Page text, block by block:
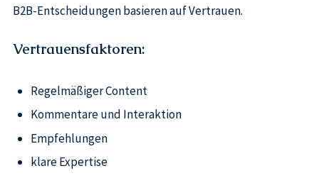
B2B-Entscheidungen basieren auf Vertrauen.
Vertrauensfaktoren:
Regelmäßiger Content
Kommentare und Interaktion
Empfehlungen
klare Expertise